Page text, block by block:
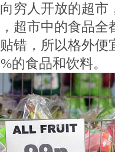
穷人开放的超市
超市中的食品
错，所以格外便
的食品和饮料。